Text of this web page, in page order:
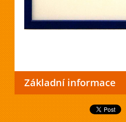
Základní informace